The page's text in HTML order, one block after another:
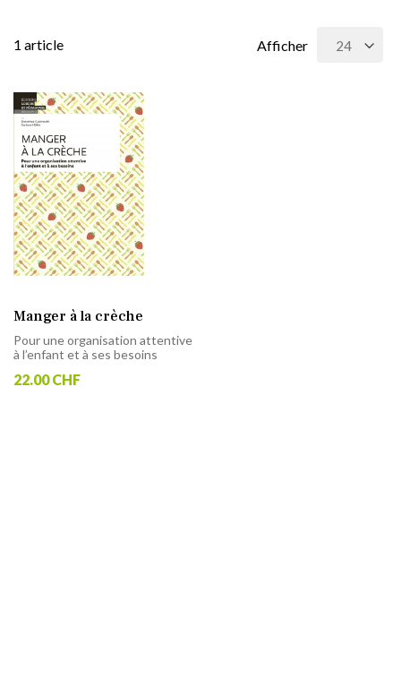
1 article Afficher
Manger à la crèche
Pour une organisation attentive
à l’enfant et à ses besoins
22.00 CHF